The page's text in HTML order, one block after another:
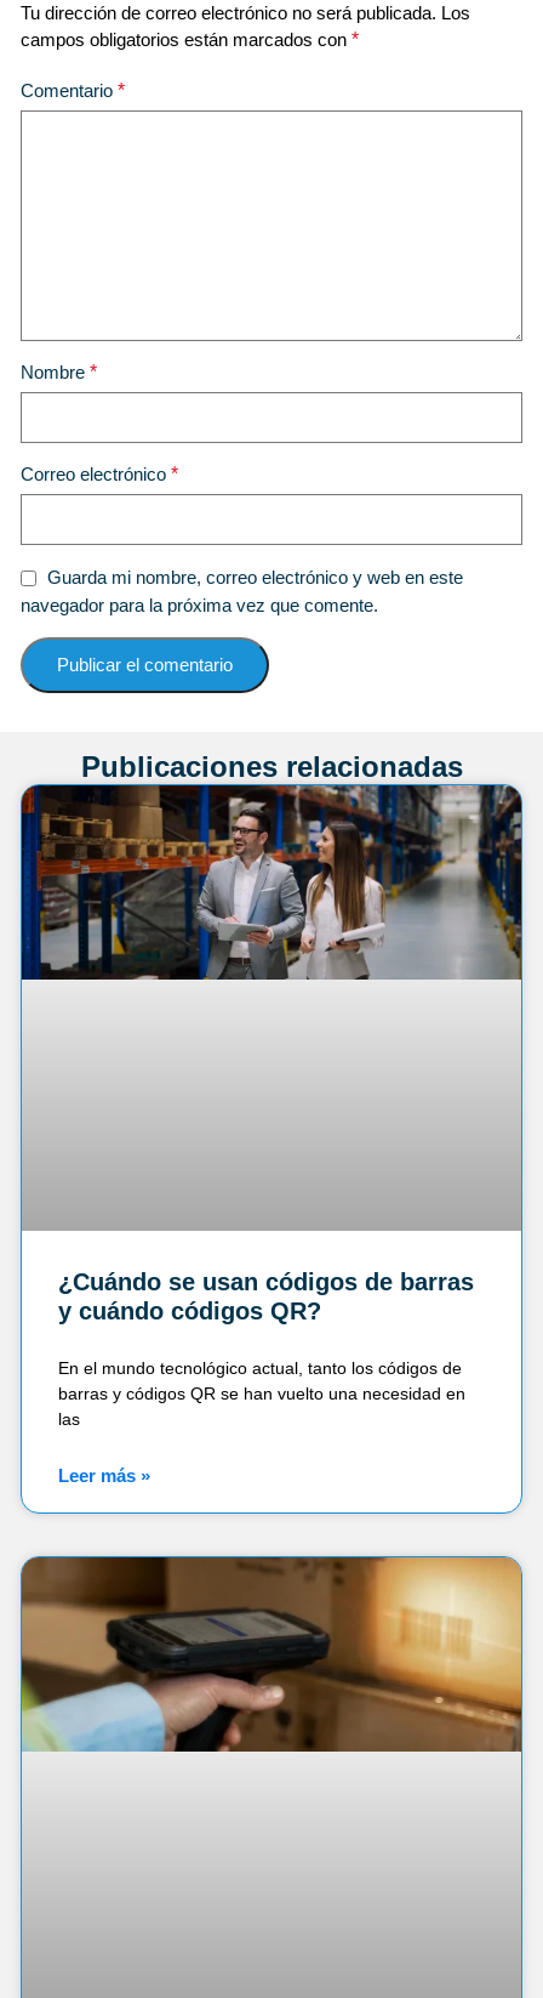
Tu dirección de correo electrónico no será publicada. Los
campos obligatorios están marcados con *
Comentario *
Nombre *
Correo electrónico *
Guarda mi nombre, correo electrónico y web en este
navegador para la próxima vez que comente.
Publicaciones relacionadas
¿Cuándo se usan códigos de barras
y cuándo códigos QR?
En el mundo tecnológico actual, tanto los códigos de
barras y códigos QR se han vuelto una necesidad en
las
Leer más »